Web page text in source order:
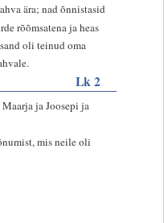
ära; nad õnnistasid
rõõmsatena ja heas
oli teinud oma
Lk 2
ja Joosepi ja
mis neile oli